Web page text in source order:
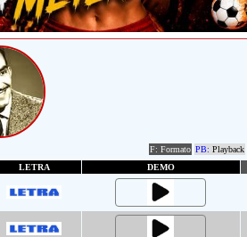
F: Formato PB: Playback
LETRA DEMO